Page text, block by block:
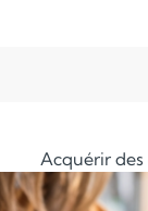
Acquérir des